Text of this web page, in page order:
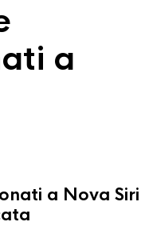
a
a Nova Siri